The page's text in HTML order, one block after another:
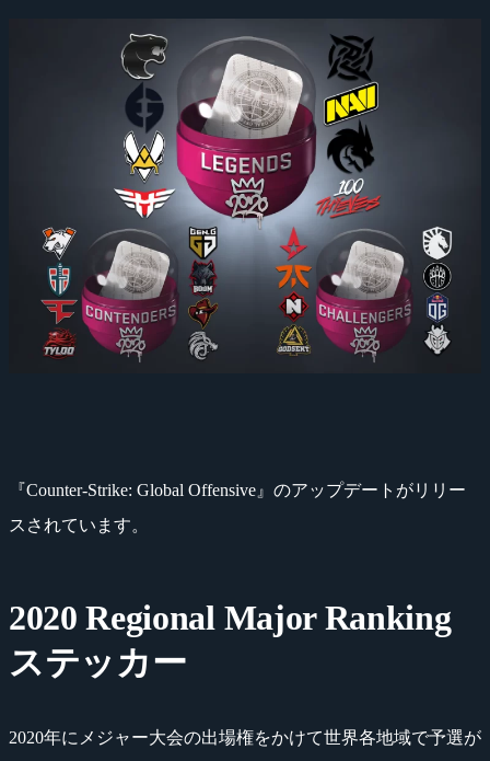
『Counter-Strike: Global Offensive』のアップデートがリリー
スされています。
2020 Regional Major Ranking
ステッカー
2020年にメジャー大会の出場権をかけて世界各地域で予選が